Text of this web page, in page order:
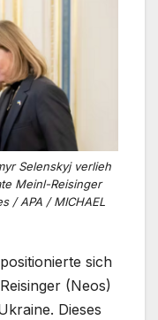
Selenskyj verlieh
Meinl-Reisinger
/ APA / MICHAEL
sich
(Neos)
Dieses